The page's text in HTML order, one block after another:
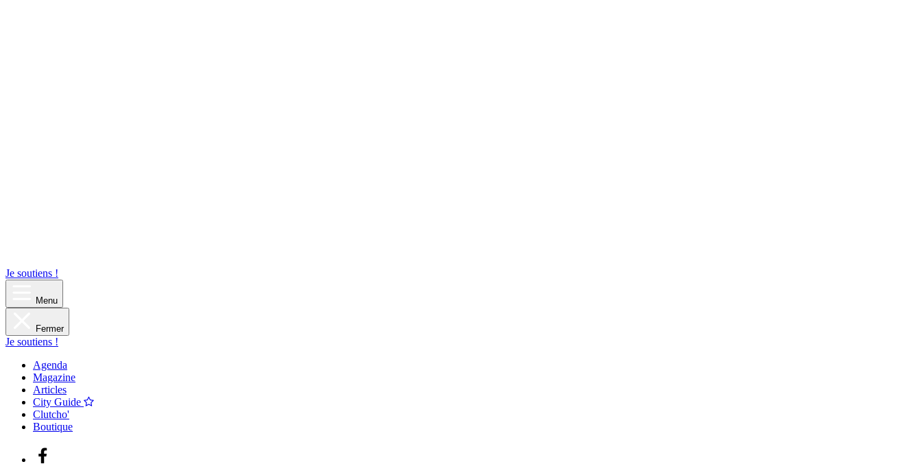
Je soutiens !
Menu
Fermer
Je soutiens !
Agenda
Magazine
Articles
City Guide
Clutcho'
Boutique